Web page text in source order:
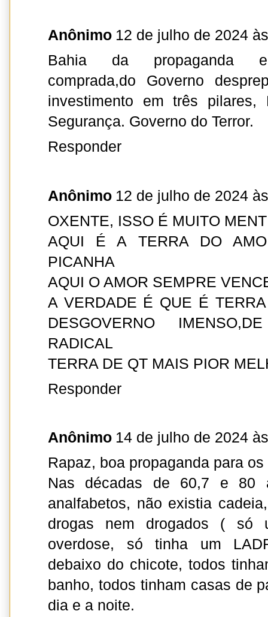
Anônimo 12 de julho de 2024
Bahia da propaganda
comprada,do Governo
investimento em três pilares,
Segurança. Governo do Terror.
Responder
Anônimo 12 de julho de 2024
OXENTE, ISSO É MUITO
AQUI É A TERRA DO
PICANHA
AQUI O AMOR SEMPRE
A VERDADE É QUE É
DESGOVERNO
RADICAL
TERRA DE QT MAIS PIOR
Responder
Anônimo 14 de julho de 2024
Rapaz, boa propaganda para
Nas décadas de 60,7 e 80
analfabetos, não existia
drogas nem drogados ( só
overdose, só tinha um
debaixo do chicote, todos
banho, todos tinham casas de
dia e a noite.